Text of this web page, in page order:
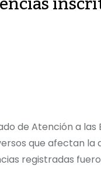
de Atención a las
que afectan la
registradas